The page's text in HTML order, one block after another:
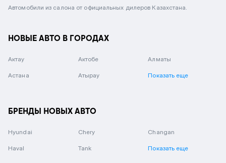
Автомобили из салона от официальных дилеров Казахстана.
НОВЫЕ АВТО В ГОРОДАХ
Актау Актобе Алматы
Астана Атырау Показать еще
БРЕНДЫ НОВЫХ АВТО
Hyundai Chery Changan
Haval Tank Показать еще